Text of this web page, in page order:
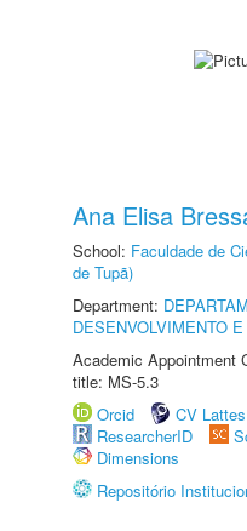
Ana Elisa
School: Faculdade de
de Tupã)
Department:
DESENVOLVIMENTO
Academic Appointment
title: MS-5.3
Orcid
CV Lattes
ResearcherID
Dimensions
Repositório